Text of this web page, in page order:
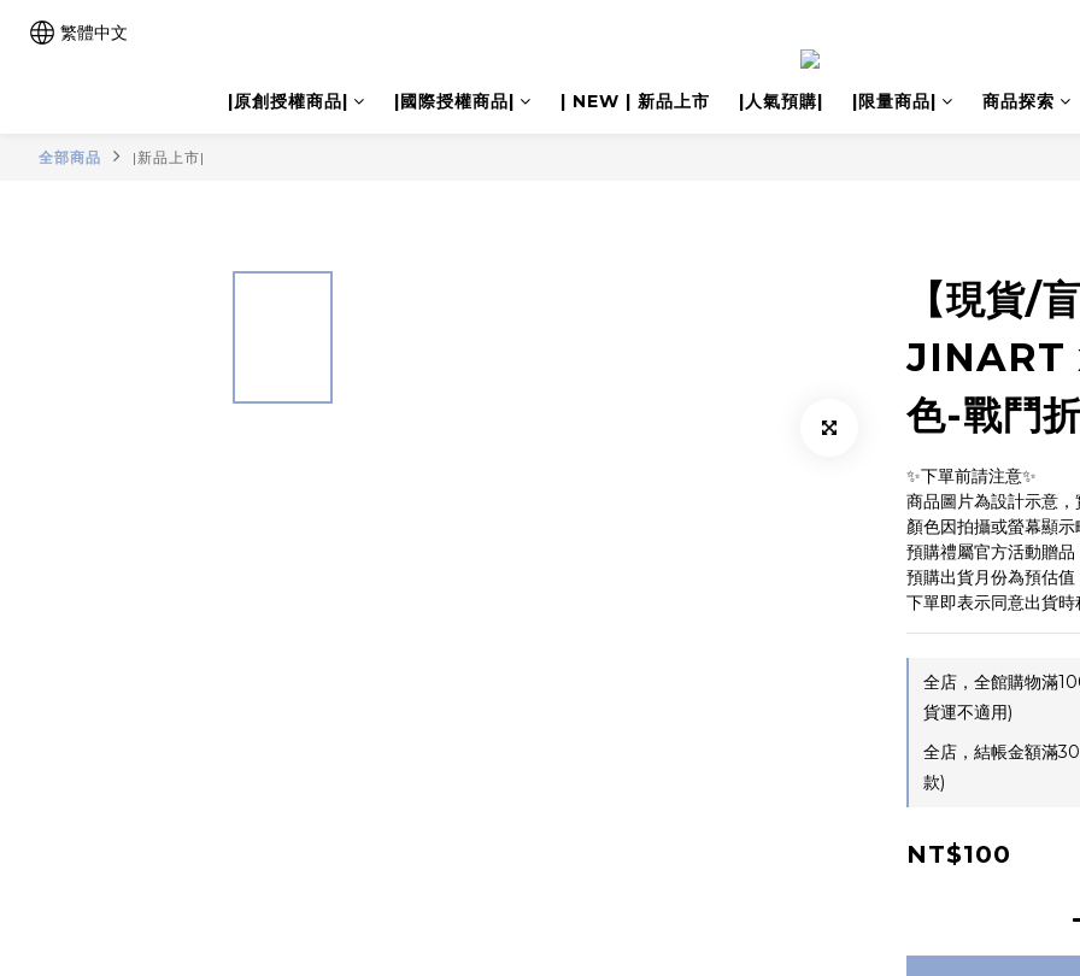
繁體中文
|原創授權商品| |國際授權商品| | NEW | 新品上市 |人氣預購| |限量商品| 商品探索
全部商品 |新品上市|
【現貨/
JINART
色-戰鬥
✨下單前請注意✨
商品圖片為設計示意
顏色因拍攝或螢幕顯
預購禮屬官方活動贈
預購出貨月份為預估
下單即表示同意出貨時
全店，全館購物滿
貨運不適用)
全店，結帳金額滿
款)
NT$100